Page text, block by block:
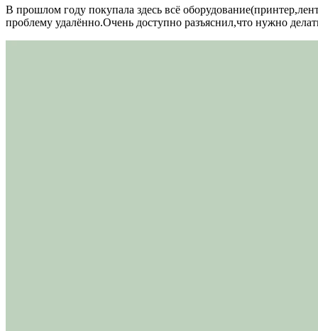
В прошлом году покупала здесь всё
проблему удалённо.Очень доступно разъяснил,что нужно